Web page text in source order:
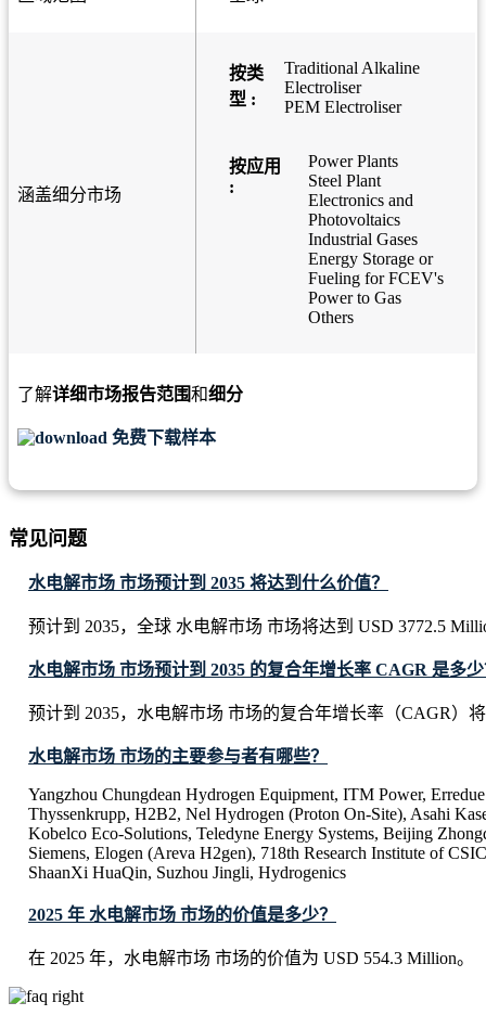
涵盖细分市场
按类
型 :
Traditional Alkaline
Electroliser
PEM Electroliser
按应用
:
Power Plants
Steel Plant
Electronics and
Photovoltaics
Industrial Gases
Energy Storage or
Fueling for FCEV's
Power to Gas
Others
了解详细市场报告范围和细分
免费下载样本
常见问题
水电解市场 市场预计到 2035 将达到什么价值？
预计到 2035，全球 水电解市场 市场将达到 USD 3772.5
水电解市场 市场预计到 2035 的复合年增长率 CAGR 是多
预计到 2035，水电解市场 市场的复合年增长率（CAGR）
水电解市场 市场的主要参与者有哪些？
Yangzhou Chungdean Hydrogen Equipment, ITM Power,
Thyssenkrupp, H2B2, Nel Hydrogen (Proton On-Site), Asahi
Kobelco Eco-Solutions, Teledyne Energy Systems, Beijing
Siemens, Elogen (Areva H2gen), 718th Research Institute of
ShaanXi HuaQin, Suzhou Jingli, Hydrogenics
2025 年 水电解市场 市场的价值是多少？
在 2025 年，水电解市场 市场的价值为 USD 554.3 Million。